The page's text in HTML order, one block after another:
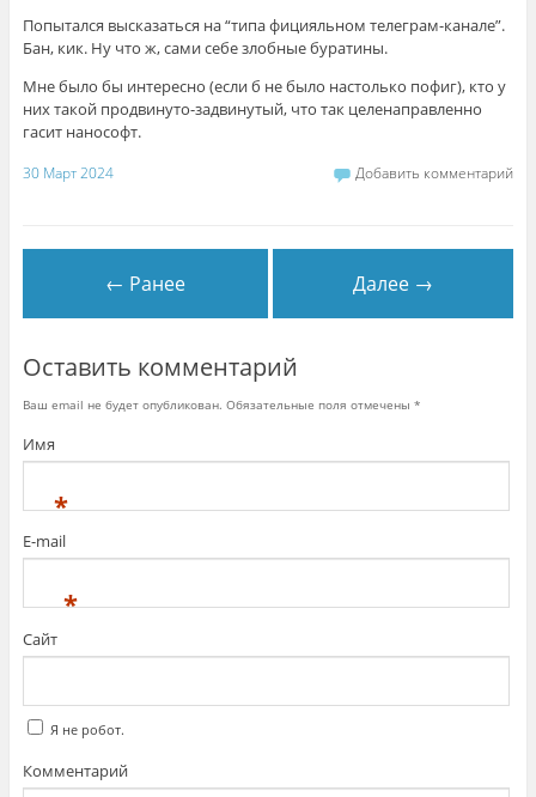
Попытался высказаться на “типа фицияльном телеграм-канале”.
Бан, кик. Ну что ж, сами себе злобные буратины.
Мне было бы интересно (если б не было настолько пофиг), кто у
них такой продвинуто-задвинутый, что так целенаправленно
гасит нанософт.
30 Март 2024 Добавить комментарий
← Ранее Далее →
Оставить комментарий
Ваш email не будет опубликован. Обязательные поля отмечены *
Имя
*
E-mail
*
Сайт
Я не робот.
Комментарий